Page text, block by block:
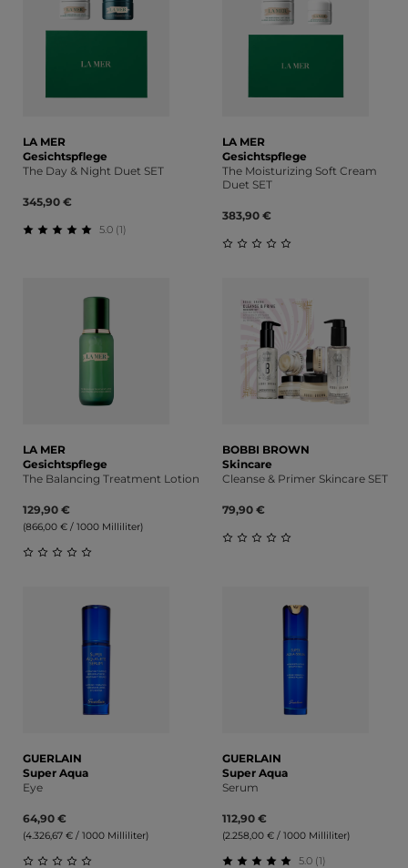
LA MER
Gesichtspflege
The Day & Night Duet SET
345,90 €
5.0 (1)
LA MER
Gesichtspflege
The Moisturizing Soft Cream
Duet SET
383,90 €
LA MER
Gesichtspflege
The Balancing Treatment Lotion
129,90 €
(866,00 € / 1000 Milliliter)
BOBBI BROWN
Skincare
Cleanse & Primer Skincare SET
79,90 €
GUERLAIN
Super Aqua
Eye
64,90 €
(4.326,67 € / 1000 Milliliter)
GUERLAIN
Super Aqua
Serum
112,90 €
(2.258,00 € / 1000 Milliliter)
5.0 (1)